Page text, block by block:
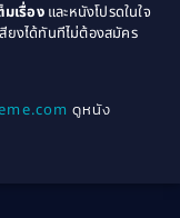
1963
เรื่องและหนังโปรดในใจ
ยงได้ทันทีไม่ต้องสมัคร
ดูหนัง